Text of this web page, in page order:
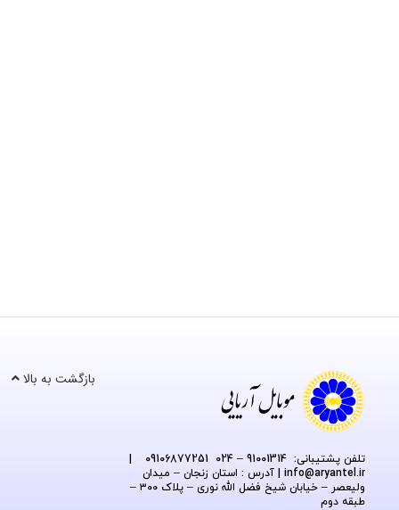
تلفن پشتیبانی: 91001314 – 024 09106877251
info@aryantel.ir
| آدرس : استان زنجان – میدان
ولیعصر – خیابان شیخ فضل الله نوری – پلاک ۳۰۰ –
طبقه دوم
بازگشت به بالا